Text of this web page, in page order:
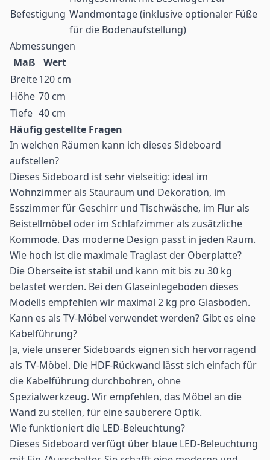
Befestigung Wandmontage (inklusive optionaler Füße
für die Bodenaufstellung)
Abmessungen
Maß
Wert
Breite120 cm
Höhe 70 cm
Tiefe 40 cm
Häufig gestellte Fragen
In welchen Räumen kann ich dieses Sideboard
aufstellen?
Dieses Sideboard ist sehr vielseitig: ideal im
Wohnzimmer als Stauraum und Dekoration, im
Esszimmer für Geschirr und Tischwäsche, im Flur als
Beistellmöbel oder im Schlafzimmer als zusätzliche
Kommode. Das moderne Design passt in jeden Raum.
Wie hoch ist die maximale Traglast der Oberplatte?
Die Oberseite ist stabil und kann mit bis zu 30 kg
belastet werden. Bei den Glaseinlegeböden dieses
Modells empfehlen wir maximal 2 kg pro Glasboden.
Kann es als TV-Möbel verwendet werden? Gibt es eine
Kabelführung?
Ja, viele unserer Sideboards eignen sich hervorragend
als TV-Möbel. Die HDF-Rückwand lässt sich einfach für
die Kabelführung durchbohren, ohne
Spezialwerkzeug. Wir empfehlen, das Möbel an die
Wand zu stellen, für eine sauberere Optik.
Wie funktioniert die LED-Beleuchtung?
Dieses Sideboard verfügt über blaue LED-Beleuchtung